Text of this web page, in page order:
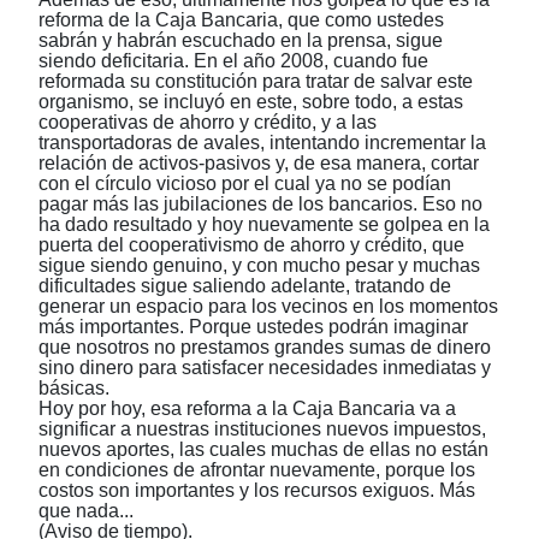
reforma de la Caja Bancaria, que como ustedes
sabrán y habrán escuchado en la prensa, sigue
siendo deficitaria. En el año 2008, cuando fue
reformada su constitución para tratar de salvar este
organismo, se incluyó en este, sobre todo, a estas
cooperativas de ahorro y crédito, y a las
transportadoras de avales, intentando incrementar la
relación de activos-pasivos y, de esa manera, cortar
con el círculo vicioso por el cual ya no se podían
pagar más las jubilaciones de los bancarios. Eso no
ha dado resultado y hoy nuevamente se golpea en la
puerta del cooperativismo de ahorro y crédito, que
sigue siendo genuino, y con mucho pesar y muchas
dificultades sigue saliendo adelante, tratando de
generar un espacio para los vecinos en los momentos
más importantes. Porque ustedes podrán imaginar
que nosotros no prestamos grandes sumas de dinero
sino dinero para satisfacer necesidades inmediatas y
básicas.
Hoy por hoy, esa reforma a la Caja Bancaria va a
significar a nuestras instituciones nuevos impuestos,
nuevos aportes, las cuales muchas de ellas no están
en condiciones de afrontar nuevamente, porque los
costos son importantes y los recursos exiguos. Más
que nada...
(Aviso de tiempo).